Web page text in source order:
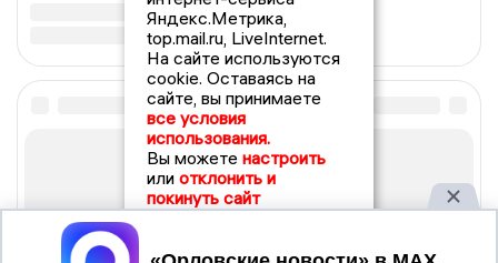
Яндекс.Метрика,
top.mail.ru, LiveInternet.
На сайте используются
cookie. Оставаясь на
сайте, вы принимаете
все условия
использования.
Вы можете настроить
или отклонить и
покинуть сайт
Принять